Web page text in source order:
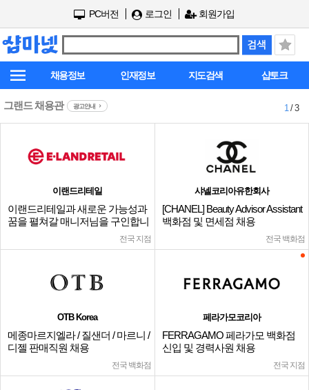
PC버전 로그인 회원가입
채용정보 인재정보 지도검색 샵토크
그랜드 채용관 광고안내 1/ 3
이랜드리테일
이랜드리테일과 새로운 가능성과
꿈을 펼쳐갈 매니저님을 구인합니
전국 지점
샤넬코리아유한회사
[CHANEL] Beauty Advisor Assistant
백화점 및 면세점 채용
전국 백화점
OTB Korea
메종마르지엘라 / 질샌더 / 마르니 /
디젤 판매직원 채용
전국 백화점
페라가모코리아
FERRAGAMO 페라가모 백화점
신입 및 경력사원 채용
전국 지점